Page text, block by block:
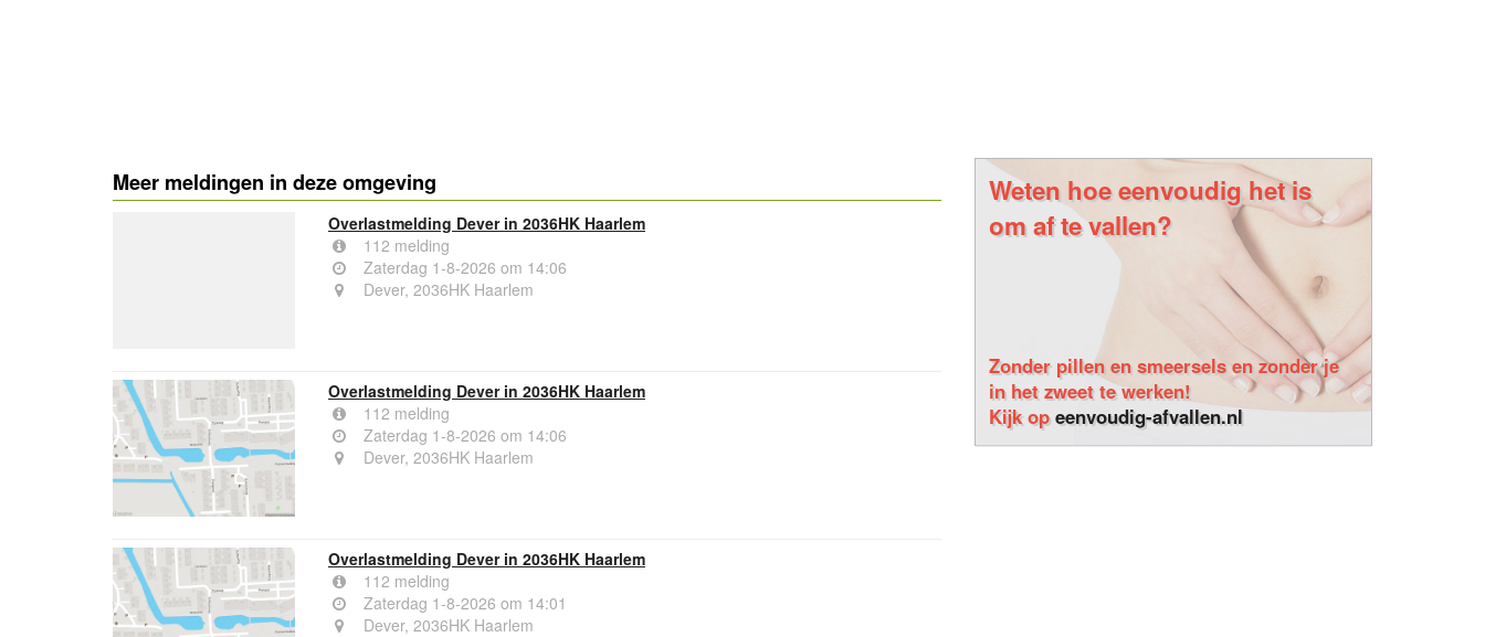
Meer meldingen in deze omgeving
Overlastmelding Dever in 2036HK Haarlem
112 melding
Zaterdag 1-8-2026 om 14:06
Dever, 2036HK Haarlem
Overlastmelding Dever in 2036HK Haarlem
112 melding
Zaterdag 1-8-2026 om 14:06
Dever, 2036HK Haarlem
Overlastmelding Dever in 2036HK Haarlem
112 melding
Zaterdag 1-8-2026 om 14:01
Dever, 2036HK Haarlem
Weten hoe eenvoudig het is
om af te vallen?
Zonder pillen en smeersels en zonder je
in het zweet te werken!
Kijk opeenvoudig-afvallen.nl